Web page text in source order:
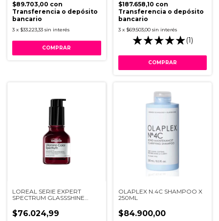
$89.703,00 con
Transferencia o depósito
bancario
3 x $33.223,33 sin interés
$187.658,10 con
Transferencia o depósito
bancario
3 x $69.503,00 sin interés
(1)
LOREAL SERIE EXPERT
SPECTRUM GLASSSHINE
$76.024,99
OLAPLEX N.4C SHAMPOO X
250ML
$84.900,00